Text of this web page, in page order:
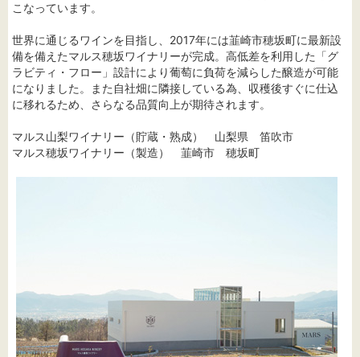
こなっています。
世界に通じるワインを目指し、2017年には韮崎市穂坂町に最新設
備を備えたマルス穂坂ワイナリーが完成。高低差を利用した「グ
ラビティ・フロー」設計により葡萄に負荷を減らした醸造が可能
になりました。また自社畑に隣接している為、収穫後すぐに仕込
に移れるため、さらなる品質向上が期待されます。
マルス山梨ワイナリー（貯蔵・熟成） 山梨県 笛吹市
マルス穂坂ワイナリー（製造） 韮崎市 穂坂町